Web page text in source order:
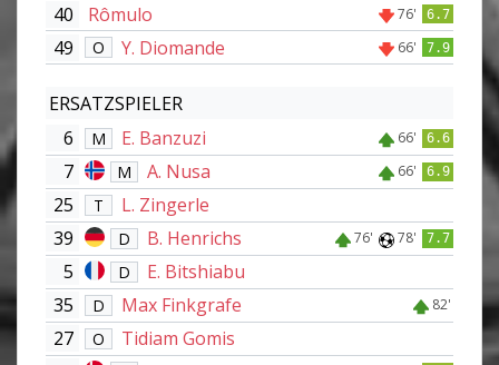
40 Rômulo 76' 6.7
49 O Y. Diomande 66' 7.9
ERSATZSPIELER
6
M E. Banzuzi 66' 6.6
7 M A. Nusa 66' 6.9
25 T
L. Zingerle
39
D B. Henrichs 76' 78' 7.7
5 D
E. Bitshiabu
35
D Max Finkgrafe 82'
27 O
Tidiam Gomis